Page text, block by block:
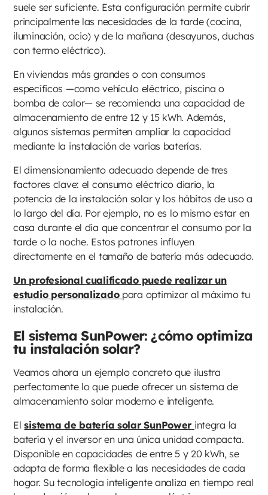
suele ser suficiente. Esta configuración permite cubrir
principalmente las necesidades de la tarde (cocina,
iluminación, ocio) y de la mañana (desayunos, duchas
con termo eléctrico).
En viviendas más grandes o con consumos
específicos —como vehículo eléctrico, piscina o
bomba de calor— se recomienda una capacidad de
almacenamiento de entre 12 y 15 kWh. Además,
algunos sistemas permiten ampliar la capacidad
mediante la instalación de varias baterías.
El dimensionamiento adecuado depende de tres
factores clave: el consumo eléctrico diario, la
potencia de la instalación solar y los hábitos de uso a
lo largo del día. Por ejemplo, no es lo mismo estar en
casa durante el día que concentrar el consumo por la
tarde o la noche. Estos patrones influyen
directamente en el tamaño de batería más adecuado.
Un profesional cualificado puede realizar un
estudio personalizado para optimizar al máximo tu
instalación.
El sistema SunPower: ¿cómo optimiza
tu instalación solar?
Veamos ahora un ejemplo concreto que ilustra
perfectamente lo que puede ofrecer un sistema de
almacenamiento solar moderno e inteligente.
Elsistema de batería solar SunPower integra la
batería y el inversor en una única unidad compacta.
Disponible en capacidades de entre 5 y 20 kWh, se
adapta de forma flexible a las necesidades de cada
hogar. Su tecnología inteligente analiza en tiempo real